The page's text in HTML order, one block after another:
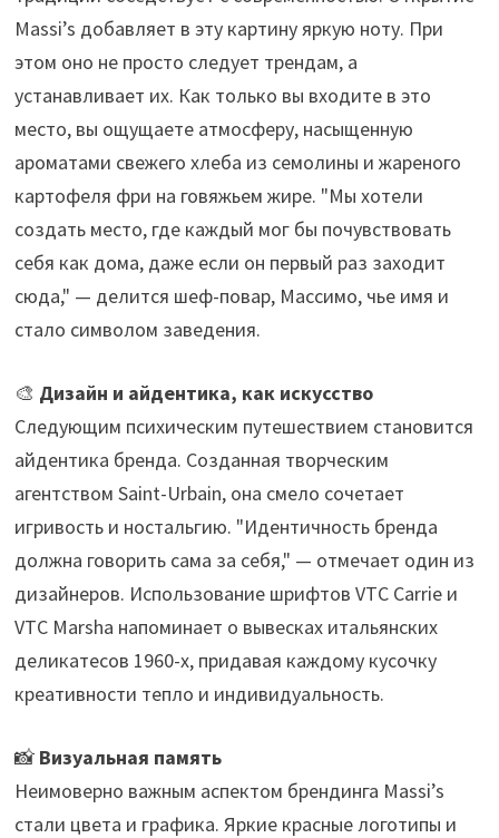
Massi’s добавляет в эту картину яркую ноту. При
этом оно не просто следует трендам, а
устанавливает их. Как только вы входите в это
место, вы ощущаете атмосферу, насыщенную
ароматами свежего хлеба из семолины и жареного
картофеля фри на говяжьем жире. "Мы хотели
создать место, где каждый мог бы почувствовать
себя как дома, даже если он первый раз заходит
сюда," — делится шеф-повар, Массимо, чье имя и
стало символом заведения.
🎨 Дизайн и айдентика, как искусство
Следующим психическим путешествием становится
айдентика бренда. Созданная творческим
агентством Saint-Urbain, она смело сочетает
игривость и ностальгию. "Идентичность бренда
должна говорить сама за себя," — отмечает один из
дизайнеров. Использование шрифтов VTC Carrie и
VTC Marsha напоминает о вывесках итальянских
деликатесов 1960-х, придавая каждому кусочку
креативности тепло и индивидуальность.
📸 Визуальная память
Неимоверно важным аспектом брендинга Massi’s
стали цвета и графика. Яркие красные логотипы и